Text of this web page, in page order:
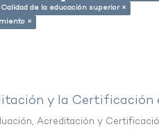
de la educación superior ×
×
y la Certificación
Acreditación y